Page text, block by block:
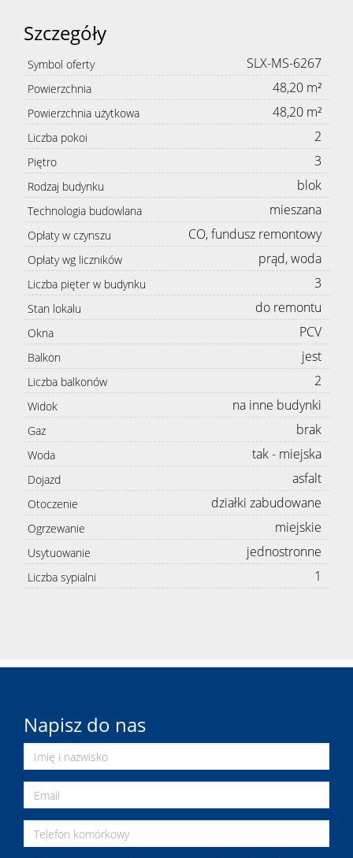
Szczegóły
Symbol oferty SLX-MS-6267
Powierzchnia 48,20 m²
Powierzchnia użytkowa 48,20 m²
Liczba pokoi 2
Piętro 3
Rodzaj budynku blok
Technologia budowlana mieszana
Opłaty w czynszu CO, fundusz remontowy
Opłaty wg liczników prąd, woda
Liczba pięter w budynku 3
Stan lokalu do remontu
Okna PCV
Balkon jest
Liczba balkonów 2
Widok na inne budynki
Gaz brak
Woda tak - miejska
Dojazd asfalt
Otoczenie działki zabudowane
Ogrzewanie miejskie
Usytuowanie jednostronne
Liczba sypialni 1
Napisz do nas